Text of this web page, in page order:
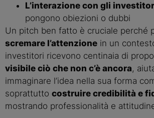
L’interazione con gli
pongono obiezioni o dubbi
Un pitch ben fatto è cruciale perché
scremare l’attenzione in un
investitori ricevono centinaia di
visibile ciò che non c’è ancora,
immaginare l’idea nella sua forma
soprattutto costruire credibilità e
mostrando professionalità e